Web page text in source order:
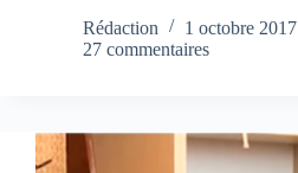
Rédaction
1 octobre 2017
27 commentaires